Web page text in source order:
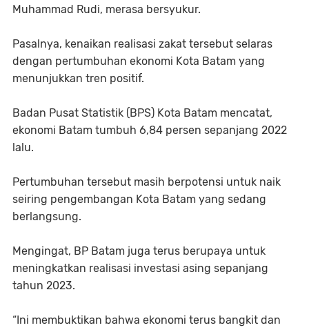
Muhammad Rudi, merasa bersyukur.
Pasalnya, kenaikan realisasi zakat tersebut selaras
dengan pertumbuhan ekonomi Kota Batam yang
menunjukkan tren positif.
Badan Pusat Statistik (BPS) Kota Batam mencatat,
ekonomi Batam tumbuh 6,84 persen sepanjang 2022
lalu.
Pertumbuhan tersebut masih berpotensi untuk naik
seiring pengembangan Kota Batam yang sedang
berlangsung.
Mengingat, BP Batam juga terus berupaya untuk
meningkatkan realisasi investasi asing sepanjang
tahun 2023.
“Ini membuktikan bahwa ekonomi terus bangkit dan